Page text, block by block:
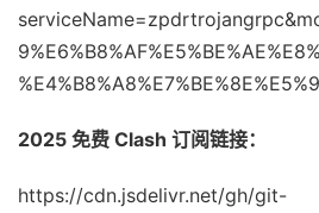
2025 免费 Clash 订阅链接：
https://cdn.jsdelivr.net/gh/git-